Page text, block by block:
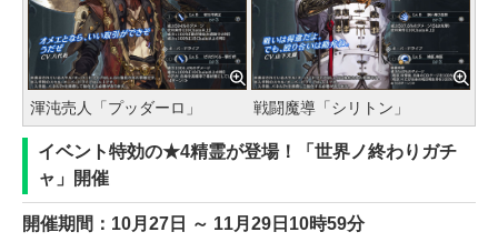
渾沌売人「プッダーロ」 戦闘魔導「シリトン」
イベント特効の★4精霊が登場！「世界ノ終わりガチ
ャ」開催
開催期間：10月27日 ～ 11月29日10時59分